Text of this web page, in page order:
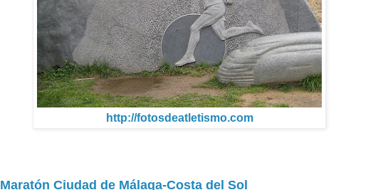
http://fotosdeatletismo.com
Maratón Ciudad de Málaga-Costa del Sol